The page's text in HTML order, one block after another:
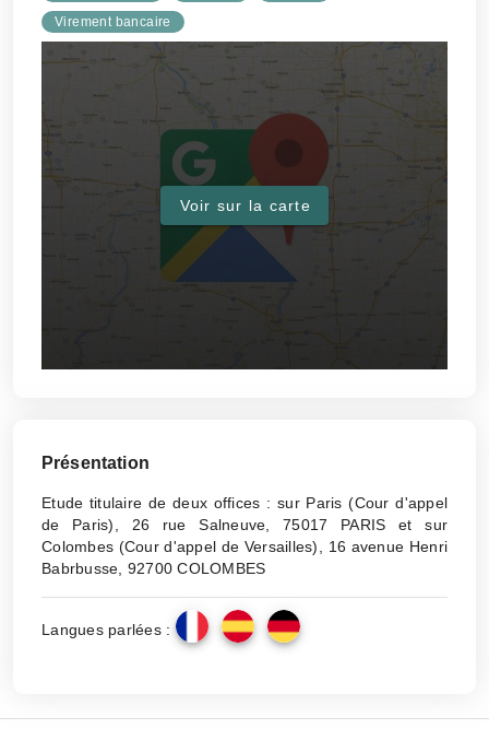
Virement bancaire
Voir sur la carte
Présentation
Etude titulaire de deux offices : sur Paris (Cour d'appel
de Paris), 26 rue Salneuve, 75017 PARIS et sur
Colombes (Cour d'appel de Versailles), 16 avenue Henri
Babrbusse, 92700 COLOMBES
Langues parlées :